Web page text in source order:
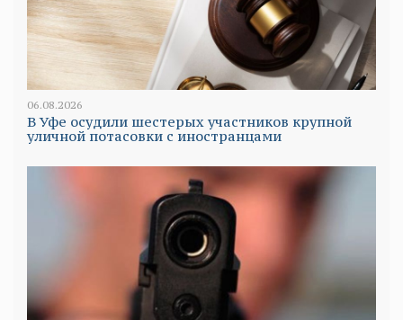
06.08.2026
В Уфе осудили шестерых участников крупной
уличной потасовки с иностранцами